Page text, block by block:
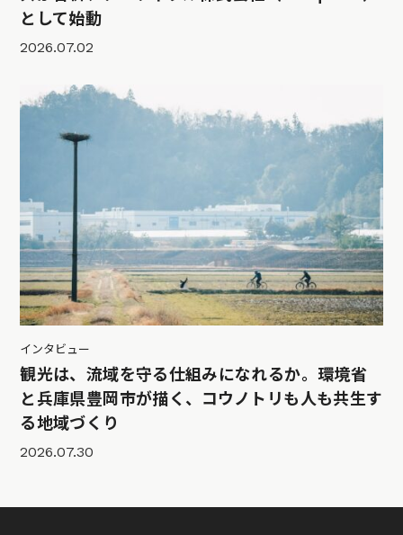
として始動
2026.07.02
インタビュー
観光は、流域を守る仕組みになれるか。環境省
と兵庫県豊岡市が描く、コウノトリも人も共生す
る地域づくり
2026.07.30